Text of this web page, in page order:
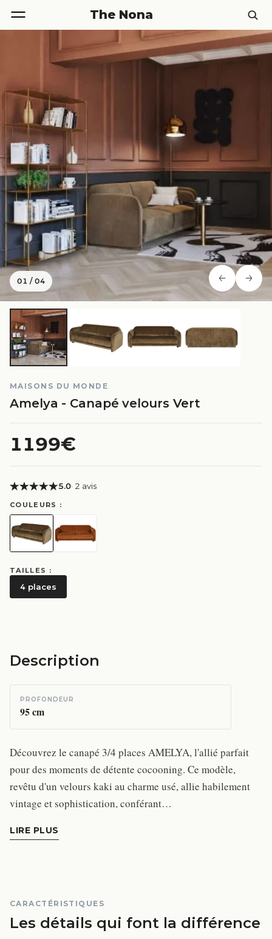
The Nona
01 /04
MAISONS DU MONDE
Amelya - Canapé velours Vert
1199€
5.0· 2 avis
COULEURS :
TAILLES :
4 places
Description
PROFONDEUR
95cm
Découvrez le canapé 3/4 places AMELYA, l'allié parfait
pour des moments de détente cocooning. Ce modèle,
revêtu d'un velours kaki au charme usé, allie habilement
vintage et sophistication, conférant…
LIRE PLUS
CARACTÉRISTIQUES
Les détails qui font la différence